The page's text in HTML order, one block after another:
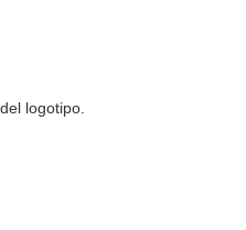
logotipo.